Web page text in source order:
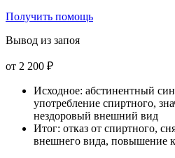
Получить помощь
Вывод из запоя
от 2 200 ₽
Исходное: абстинентный
употребление спиртного,
нездоровый внешний вид
Итог: отказ от спиртного,
внешнего вида, повышение